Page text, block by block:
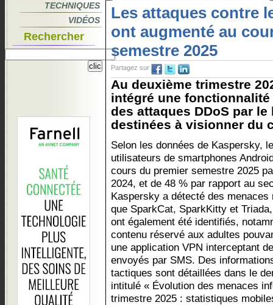
TECHNIQUES
VIDÉOS
Rechercher
Les attaques contre
ont augmenté au
semestre 2025
Partagez sur
Au deuxième trimestre
intégré une
des attaques DDoS par
destinées à visionner du
Selon les données de Kaspersky,
utilisateurs de smartphones
cours du premier semestre 2025
2024, et de 48 % par rapport au
Kaspersky a détecté des
que SparkCat, SparkKitty et
ont également été identifiés,
contenu réservé aux adultes
une application VPN interceptant
envoyés par SMS. Des
tactiques sont détaillées dans le
intitulé « Évolution des menaces
trimestre 2025 : statistiques